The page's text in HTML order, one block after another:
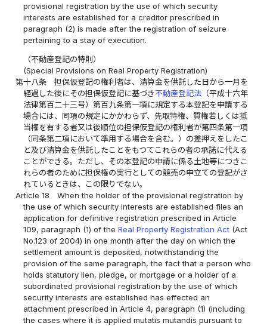
provisional registration by the use of which security
interests are established for a creditor prescribed in
paragraph (2) is made after the registration of seizure
pertaining to a stay of execution.
（不動産登記の特則）
(Special Provisions on Real Property Registration)
第十八条
担保仮登記の権利者は、清算金を供託した日から一月を
経過した後にその担保仮登記に基づき不動産登記法 （平成十六年
法律第百二十三号）第百九条第一項に規定する本登記を申請する
場合には、同項の規定にかかわらず、先取特権、質権若しくは抵
当権を有する者又は後順位の担保仮登記の権利者が第四条第一項
（同条第二項において準用する場合を含む。）の差押えをしたこ
と及び清算金を供託したことをもつてこれらの者の承諾に代える
ことができる。ただし、その本登記の申請に係る土地等につきこ
れらの者のために担保権の実行としての競売の申立ての登記がさ
れているときは、この限りでない。
Article 18
When the holder of the provisional registration by
the use of which security interests are established files an
application for definitive registration prescribed in Article
109, paragraph (1) of theReal Property Registration Act (Act
No.123 of 2004) in one month after the day on which the
settlement amount is deposited, notwithstanding the
provision of the same paragraph, the fact that a person who
holds statutory lien, pledge, or mortgage or a holder of a
subordinated provisional registration by the use of which
security interests are established has effected an
attachment prescribed in Article 4, paragraph (1) (including
the cases where it is applied mutatis mutandis pursuant to